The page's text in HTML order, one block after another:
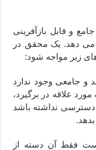
و قابل بازآفرینی
می دهد. یک محقق در
زیر مواجه شود:
و جامعی وجود ندارد
علاقه در برگیرد،
نداشته باشد
فقط آن دسته از